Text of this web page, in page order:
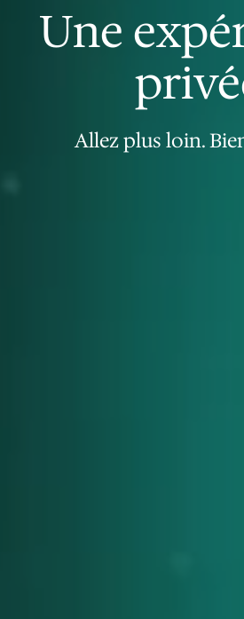
Une
Allez plus loin.